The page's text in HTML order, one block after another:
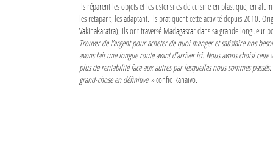
Ils réparent les objets et les ustensiles de cuisine en plastique, en
les retapant, les adaptant. Ils pratiquent cette activité depuis 2010.
Vakinakaratra), ils ont traversé Madagascar dans sa grande longueur
Trouver de l’argent pour acheter de quoi manger et satisfaire nos
avons fait une longue route avant d’arriver ici. Nous avons choisi
plus de rentabilité face aux autres par lesquelles nous sommes
grand-chose en définitive »confie Ranaivo.